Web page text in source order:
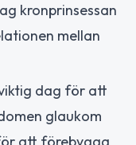
kronprinsessan
mellan
dag för att
glaukom
att förebygga